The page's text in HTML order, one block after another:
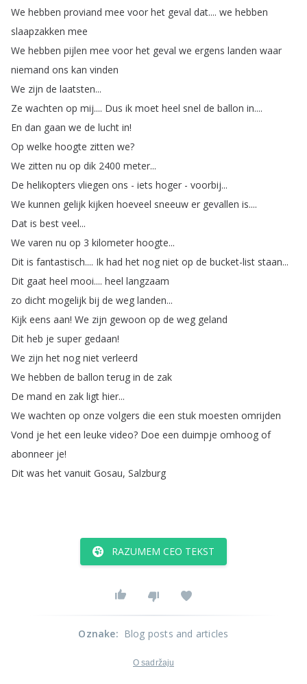
We hebben proviand mee voor het geval dat.... we hebben
slaapzakken mee
We hebben pijlen mee voor het geval we ergens landen waar
niemand ons kan vinden
We zijn de laatsten...
Ze wachten op mij.... Dus ik moet heel snel de ballon in....
En dan gaan we de lucht in!
Op welke hoogte zitten we?
We zitten nu op dik 2400 meter...
De helikopters vliegen ons - iets hoger - voorbij...
We kunnen gelijk kijken hoeveel sneeuw er gevallen is....
Dat is best veel...
We varen nu op 3 kilometer hoogte...
Dit is fantastisch.... Ik had het nog niet op de bucket-list staan...
Dit gaat heel mooi.... heel langzaam
zo dicht mogelijk bij de weg landen...
Kijk eens aan! We zijn gewoon op de weg geland
Dit heb je super gedaan!
We zijn het nog niet verleerd
We hebben de ballon terug in de zak
De mand en zak ligt hier...
We wachten op onze volgers die een stuk moesten omrijden
Vond je het een leuke video? Doe een duimpje omhoog of
abonneer je!
Dit was het vanuit Gosau, Salzburg
RAZUMEM CEO TEKST
Oznake: Blog posts and articles
O sadržaju